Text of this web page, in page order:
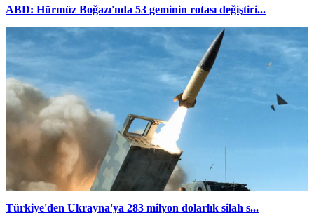
ABD: Hürmüz Boğazı'nda 53 geminin rotası değiştiri...
Türkiye'den Ukrayna'ya 283 milyon dolarlık silah s...